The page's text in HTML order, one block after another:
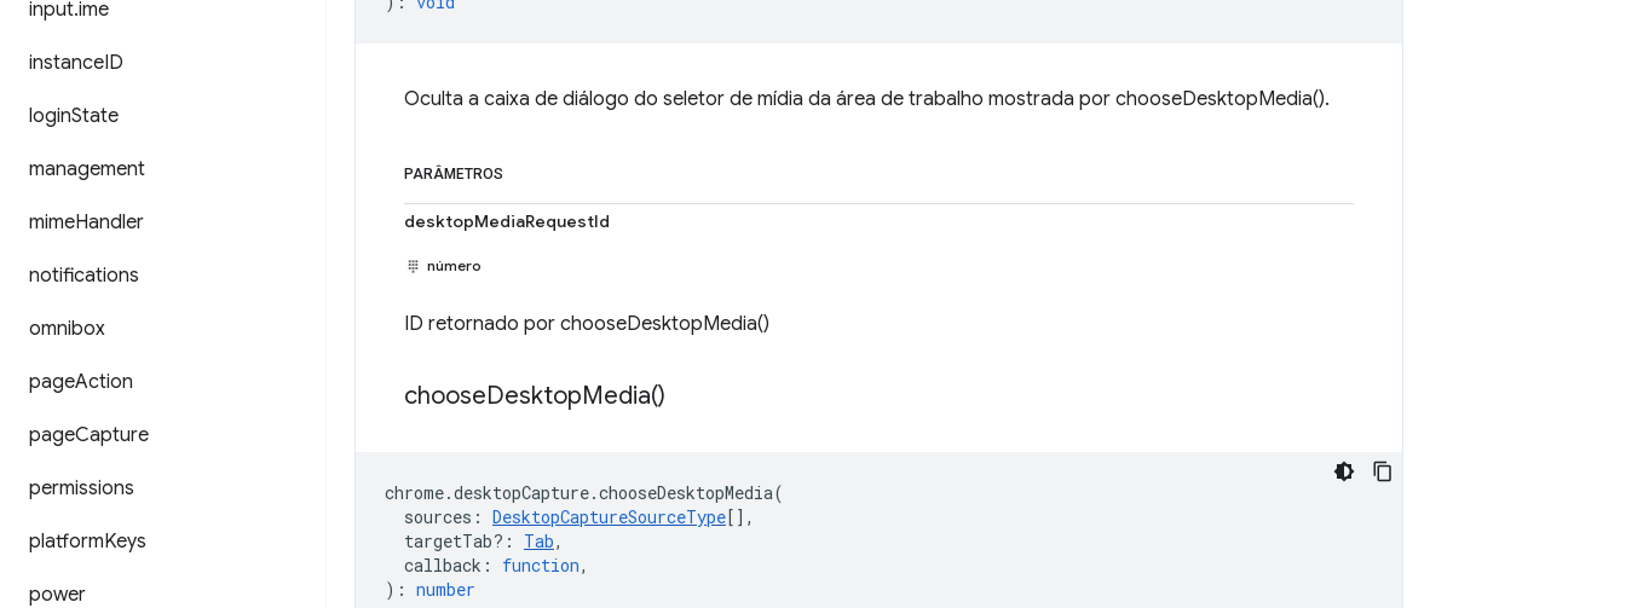
input.ime
instanceID
loginState
management
mimeHandler
notifications
omnibox
pageAction
pageCapture
permissions
platformKeys
power
Oculta a caixa de diálogo do seletor de mídia da área de trabalho mostrada por chooseDesktopMedia().
PARÂMETROS
desktopMediaRequestId
número
ID retornado por chooseDesktopMedia()
chooseDesktopMedia()
chrome.desktopCapture.chooseDesktopMedia(
sources : DesktopCaptureSourceType[],
targetTab? : Tab,
callback : function,
) : number